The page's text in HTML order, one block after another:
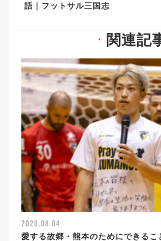
語｜フットサル三国志
▼ 関連記
2026.08.04
愛する故郷・熊本のためにできるこ